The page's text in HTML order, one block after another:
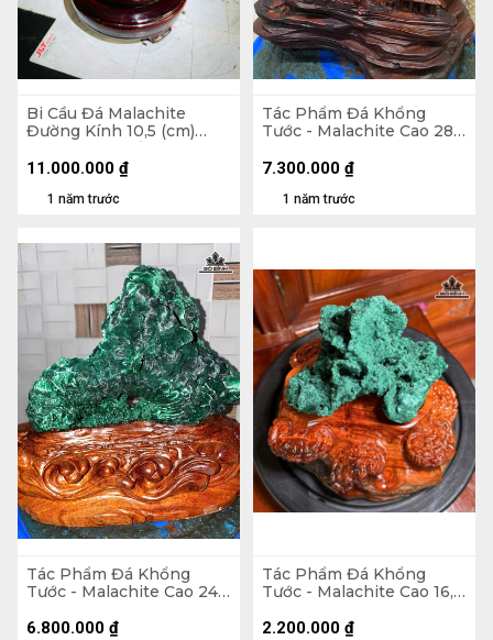
Bi Cầu Đá Malachite
Đường Kính 10,5 (cm)
2,2kg Luôn Đế
1 năm trước
11.000.000 ₫
Tác Phẩm Đá Khổng
Tước - Malachite Cao 28
1 năm trước
7.300.000 ₫
Tác Phẩm Đá Khổng
Tước - Malachite Cao 24
6.800.000 ₫
Tác Phẩm Đá Khổng
Tước - Malachite Cao 16,5
2.200.000 ₫